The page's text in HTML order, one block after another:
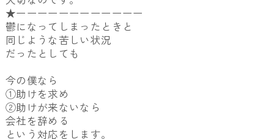
★ーーーーーーーーーーーー
鬱になってしまったときと
同じような苦しい状況
だったとしても
今の僕なら
①助けを求め
②助けが来ないなら
会社を辞める
という対応をします。